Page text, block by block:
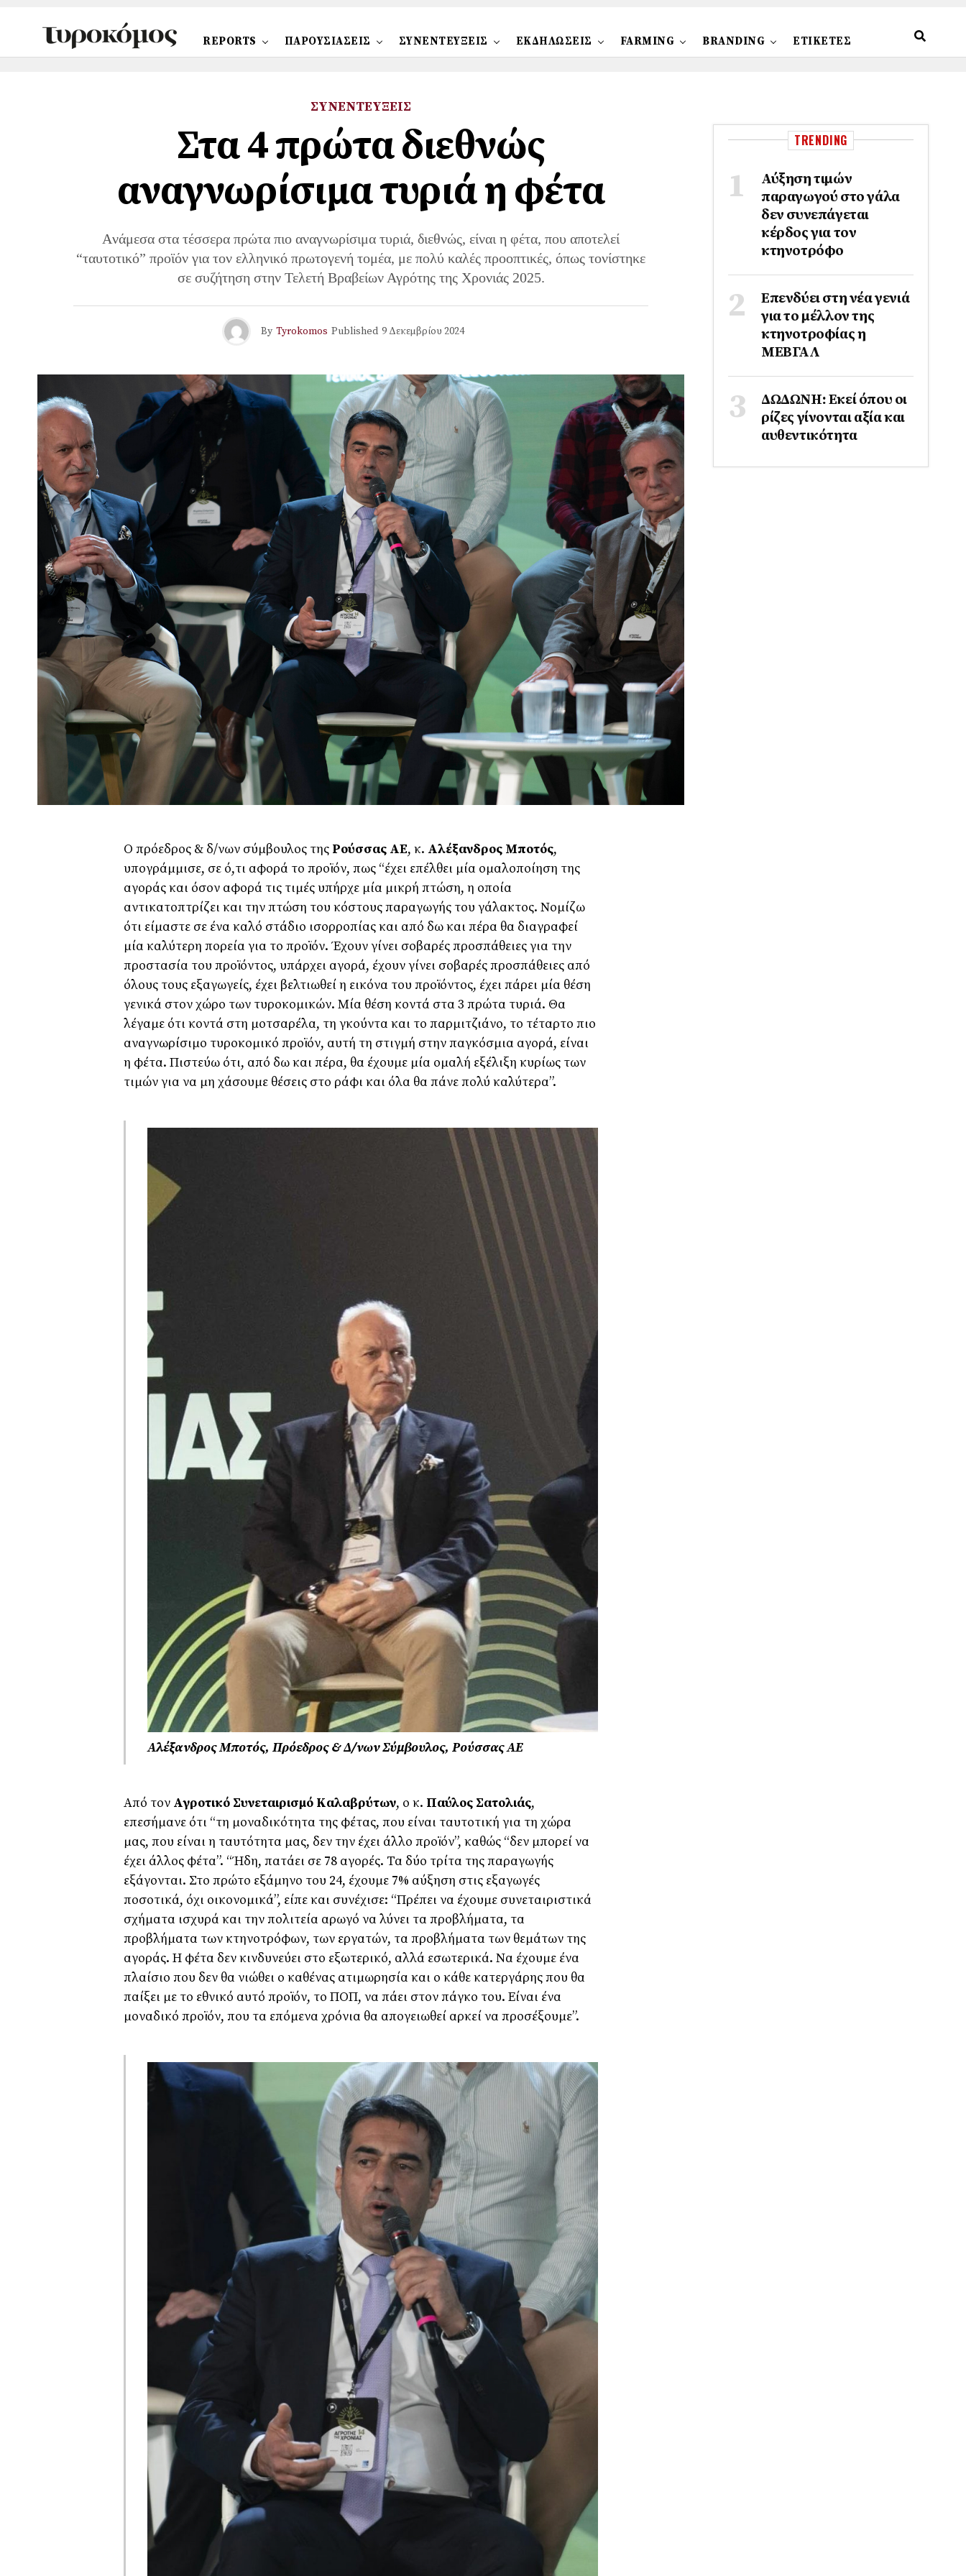
REPORTS ΠΑΡΟΥΣΙΑΣΕΙΣ ΣΥΝΕΝΤΕΥΞΕΙΣ ΕΚΔΗΛΩΣΕΙΣ FARMING BRANDING ΕΤΙΚΕΤΕΣ
ΣΥΝΕΝΤΕΥΞΕΙΣ
Στα 4 πρώτα διεθνώς
αναγνωρίσιμα τυριά η φέτα
Aνάμεσα στα τέσσερα πρώτα πιο αναγνωρίσιμα τυριά, διεθνώς, είναι η φέτα, που αποτελεί
“ταυτοτικό” προϊόν για τον ελληνικό πρωτογενή τομέα, με πολύ καλές προοπτικές, όπως τονίστηκε
σε συζήτηση στην Τελετή Βραβείων Αγρότης της Χρονιάς 2025.
By Tyrokomos Published 9 Δεκεμβρίου 2024
Ο πρόεδρος & δ/νων σύμβουλος της Ρούσσας ΑΕ, κ. Αλέξανδρος Μποτός,
υπογράμμισε, σε ό,τι αφορά το προϊόν, πως “έχει επέλθει μία ομαλοποίηση της
αγοράς και όσον αφορά τις τιμές υπήρχε μία μικρή πτώση, η οποία
αντικατοπτρίζει και την πτώση του κόστους παραγωγής του γάλακτος. Νομίζω
ότι είμαστε σε ένα καλό στάδιο ισορροπίας και από δω και πέρα θα διαγραφεί
μία καλύτερη πορεία για το προϊόν. Έχουν γίνει σοβαρές προσπάθειες για την
προστασία του προϊόντος, υπάρχει αγορά, έχουν γίνει σοβαρές προσπάθειες από
όλους τους εξαγωγείς, έχει βελτιωθεί η εικόνα του προϊόντος, έχει πάρει μία θέση
γενικά στον χώρο των τυροκομικών. Μία θέση κοντά στα 3 πρώτα τυριά. Θα
λέγαμε ότι κοντά στη μοτσαρέλα, τη γκούντα και το παρμιτζιάνο, το τέταρτο πιο
αναγνωρίσιμο τυροκομικό προϊόν, αυτή τη στιγμή στην παγκόσμια αγορά, είναι
η φέτα. Πιστεύω ότι, από δω και πέρα, θα έχουμε μία ομαλή εξέλιξη κυρίως των
τιμών για να μη χάσουμε θέσεις στο ράφι και όλα θα πάνε πολύ καλύτερα”.
Αλέξανδρος Μποτός, Πρόεδρος & Δ/νων Σύμβουλος, Ρούσσας ΑΕ
Από τον Αγροτικό Συνεταιρισμό Καλαβρύτων, ο κ. Παύλος Σατολιάς,
επεσήμανε ότι “τη μοναδικότητα της φέτας, που είναι ταυτοτική για τη χώρα
μας, που είναι η ταυτότητα μας, δεν την έχει άλλο προϊόν”, καθώς “δεν μπορεί να
έχει άλλος φέτα”. “Ήδη, πατάει σε 78 αγορές. Τα δύο τρίτα της παραγωγής
εξάγονται. Στο πρώτο εξάμηνο του 24, έχουμε 7% αύξηση στις εξαγωγές
ποσοτικά, όχι οικονομικά”, είπε και συνέχισε: “Πρέπει να έχουμε συνεταιριστικά
σχήματα ισχυρά και την πολιτεία αρωγό να λύνει τα προβλήματα, τα
προβλήματα των κτηνοτρόφων, των εργατών, τα προβλήματα των θεμάτων της
αγοράς. Η φέτα δεν κινδυνεύει στο εξωτερικό, αλλά εσωτερικά. Να έχουμε ένα
πλαίσιο που δεν θα νιώθει ο καθένας ατιμωρησία και ο κάθε κατεργάρης που θα
παίξει με το εθνικό αυτό προϊόν, το ΠΟΠ, να πάει στον πάγκο του. Είναι ένα
μοναδικό προϊόν, που τα επόμενα χρόνια θα απογειωθεί αρκεί να προσέξουμε”.
TRENDING
Αύξηση τιμών
παραγωγού στο γάλα
δεν συνεπάγεται
κέρδος για τον
κτηνοτρόφο
Επενδύει στη νέα γενιά
για το μέλλον της
κτηνοτροφίας η
ΜΕΒΓΑΛ
ΔΩΔΩΝΗ: Εκεί όπου οι
ρίζες γίνονται αξία και
αυθεντικότητα